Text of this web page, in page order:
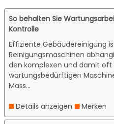
So behalten Sie
Kontrolle
Effiziente Gebäudereinigung
Reinigungsmaschinen
den komplexen und damit oft
wartungsbedürftigen
Mass...
Details anzeigen Merken